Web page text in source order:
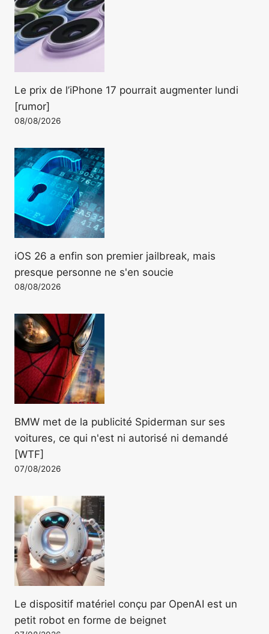
Le prix de l’iPhone 17 pourrait augmenter lundi
[rumor]
08/08/2026
iOS 26 a enfin son premier jailbreak, mais
presque personne ne s'en soucie
08/08/2026
BMW met de la publicité Spiderman sur ses
voitures, ce qui n'est ni autorisé ni demandé
[WTF]
07/08/2026
Le dispositif matériel conçu par OpenAI est un
petit robot en forme de beignet